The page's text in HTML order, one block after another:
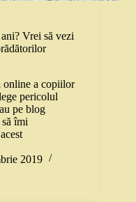
Vrei să vezi
online a copiilor
pericolul
pe blog
îmi
2019